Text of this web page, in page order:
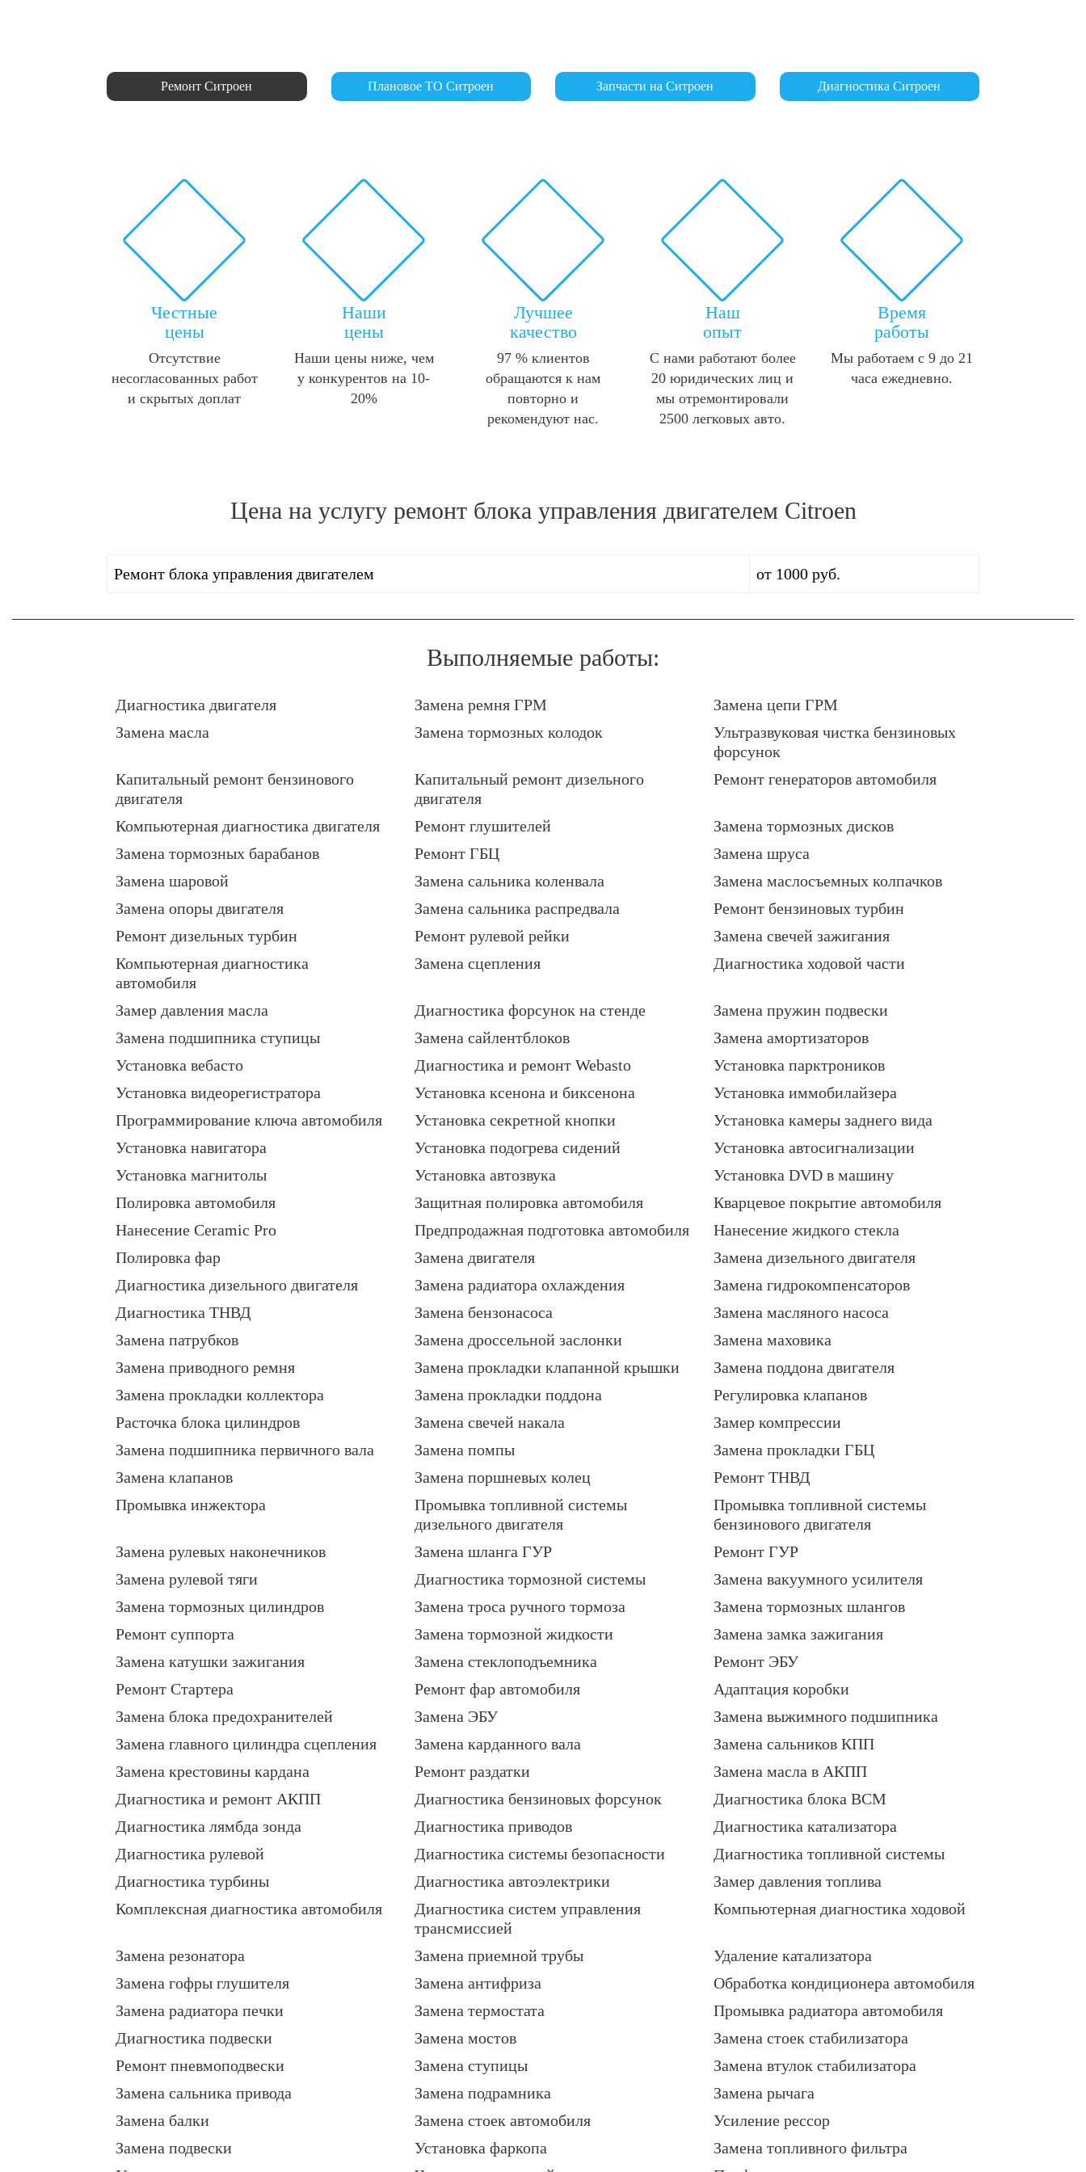
Ремонт Ситроен Плановое ТО Ситроен Запчасти на Ситроен Диагностика Ситроен
Честные
цены
Отсутствие
несогласованных работ
и скрытых доплат
Наши
цены
Наши цены ниже, чем
у конкурентов на 10-
20%
Лучшее
качество
97 % клиентов
обращаются к нам
повторно и
рекомендуют нас.
Наш
опыт
С нами работают более
20 юридических лиц и
мы отремонтировали
2500 легковых авто.
Время
работы
Мы работаем с 9 до 21
часа ежедневно.
Цена на услугу ремонт блока управления двигателем Citroen
Ремонт блока управления двигателем от 1000 руб.
Выполняемые работы:
Диагностика двигателя Замена ремня ГРМ
Замена цепи ГРМ
Замена масла
Замена тормозных колодок
Ультразвуковая чистка бензиновых
форсунок
Капитальный ремонт бензинового
двигателя
Капитальный ремонт дизельного
двигателя
Ремонт генераторов автомобиля
Компьютерная диагностика двигателя Ремонт глушителей
Замена тормозных дисков
Замена тормозных барабанов
Ремонт ГБЦ
Замена шруса
Замена шаровой
Замена сальника коленвала
Замена маслосъемных колпачков
Замена опоры двигателя
Замена сальника распредвала
Ремонт бензиновых турбин
Ремонт дизельных турбин
Ремонт рулевой рейки
Замена свечей зажигания
Компьютерная диагностика
автомобиля
Замена сцепления Диагностика ходовой части
Замер давления масла Диагностика форсунок на стенде
Замена пружин подвески
Замена подшипника ступицы
Замена сайлентблоков
Замена амортизаторов
Установка вебасто
Диагностика и ремонт Webasto
Установка парктроников
Установка видеорегистратора
Установка ксенона и биксенона
Установка иммобилайзера
Программирование ключа автомобиля
Установка секретной кнопки
Установка камеры заднего вида
Установка навигатора
Установка подогрева сидений
Установка автосигнализации
Установка магнитолы
Установка автозвука
Установка DVD в машину
Полировка автомобиля
Защитная полировка автомобиля
Кварцевое покрытие автомобиля
Нанесение Ceramic Pro
Предпродажная подготовка автомобиля
Нанесение жидкого стекла
Полировка фар
Замена двигателя
Замена дизельного двигателя
Диагностика дизельного двигателя
Замена радиатора охлаждения
Замена гидрокомпенсаторов
Диагностика ТНВД
Замена бензонасоса
Замена масляного насоса
Замена патрубков
Замена дроссельной заслонки
Замена маховика
Замена приводного ремня
Замена прокладки клапанной крышки
Замена поддона двигателя
Замена прокладки коллектора
Замена прокладки поддона
Регулировка клапанов
Расточка блока цилиндров
Замена свечей накала
Замер компрессии
Замена подшипника первичного вала
Замена помпы
Замена прокладки ГБЦ
Замена клапанов
Замена поршневых колец
Ремонт ТНВД
Промывка инжектора
Промывка топливной системы
дизельного двигателя
Промывка топливной системы
бензинового двигателя
Замена рулевых наконечников
Замена шланга ГУР
Ремонт ГУР
Замена рулевой тяги
Диагностика тормозной системы
Замена вакуумного усилителя
Замена тормозных цилиндров
Замена троса ручного тормоза
Замена тормозных шлангов
Ремонт суппорта
Замена тормозной жидкости
Замена замка зажигания
Замена катушки зажигания
Замена стеклоподъемника
Ремонт ЭБУ
Ремонт Стартера
Ремонт фар автомобиля
Адаптация коробки
Замена блока предохранителей
Замена ЭБУ
Замена выжимного подшипника
Замена главного цилиндра сцепления
Замена карданного вала
Замена сальников КПП
Замена крестовины кардана
Ремонт раздатки
Замена масла в АКПП
Диагностика и ремонт АКПП
Диагностика бензиновых форсунок
Диагностика блока BCM
Диагностика лямбда зонда
Диагностика приводов
Диагностика катализатора
Диагностика рулевой
Диагностика системы безопасности
Диагностика топливной системы
Диагностика турбины
Диагностика автоэлектрики
Замер давления топлива
Комплексная диагностика автомобиля
Диагностика систем управления
трансмиссией
Компьютерная диагностика ходовой
Замена резонатора Замена приемной трубы
Удаление катализатора
Замена гофры глушителя
Замена антифриза
Обработка кондиционера автомобиля
Замена радиатора печки
Замена термостата
Промывка радиатора автомобиля
Диагностика подвески
Замена мостов
Замена стоек стабилизатора
Ремонт пневмоподвески
Замена ступицы
Замена втулок стабилизатора
Замена сальника привода
Замена подрамника
Замена рычага
Замена балки
Замена стоек автомобиля
Усиление рессор
Замена подвески
Установка фаркопа
Замена топливного фильтра